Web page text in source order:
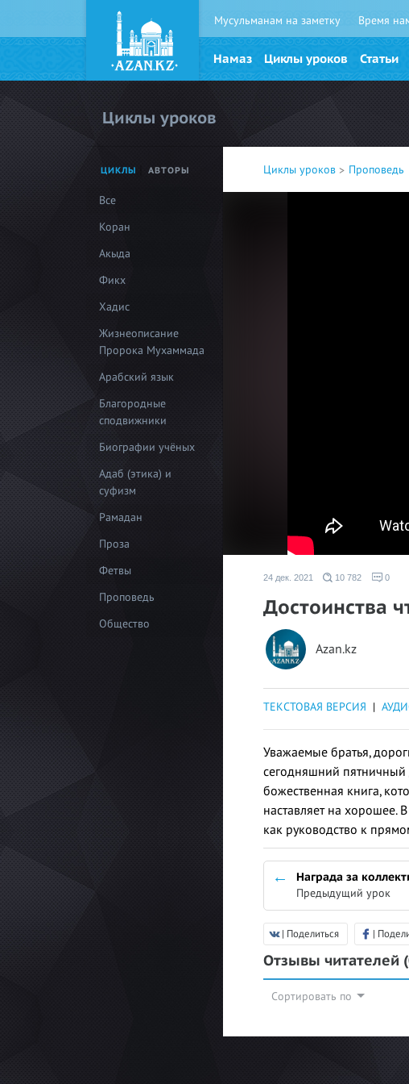
Мусульманам на заметку Время
Намаз Циклы уроков Статьи
Циклы уроков
ЦИКЛЫ АВТОРЫ
Все
Коран
Акыда
Фикх
Хадис
Жизнеописание
Пророка Мухаммада
Арабский язык
Благородные
сподвижники
Биографии учёных
Адаб (этика) и
суфизм
Рамадан
Проза
Фетвы
Проповедь
Общество
Циклы уроков Проповедь
24 дек. 2021 10 782 0
Достоинства
Azan.kz
ТЕКСТОВАЯ ВЕРСИЯ |
Уважаемые братья,
сегодняшний пятничный
божественная книга,
наставляет на хорошее.
как руководство к
Награда за
Предыдущий урок
| Поделиться |
Отзывы читателей
Сортировать по